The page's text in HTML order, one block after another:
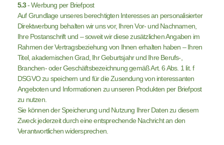
5.3- Werbung per Briefpost
Auf Grundlage unseres berechtigten Interesses an personalisierter
Direktwerbung behalten wir uns vor, Ihren Vor- und Nachnamen,
Ihre Postanschrift und – soweit wir diese zusätzlichen Angaben im
Rahmen der Vertragsbeziehung von Ihnen erhalten haben – Ihren
Titel, akademischen Grad, Ihr Geburtsjahr und Ihre Berufs-,
Branchen- oder Geschäftsbezeichnung gemäß Art. 6 Abs. 1 lit. f
DSGVO zu speichern und für die Zusendung von interessanten
Angeboten und Informationen zu unseren Produkten per Briefpost
zu nutzen.
Sie können der Speicherung und Nutzung Ihrer Daten zu diesem
Zweck jederzeit durch eine entsprechende Nachricht an den
Verantwortlichen widersprechen.